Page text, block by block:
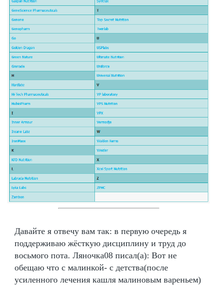
Давайте я отвечу вам так: в первую очередь я
поддерживаю жёсткую дисциплину и труд до
восьмого пота. Ляночка08 писал(а): Вот не
обещаю что с малинкой- с детства(после
усиленного лечения кашля малиновым вареньем)